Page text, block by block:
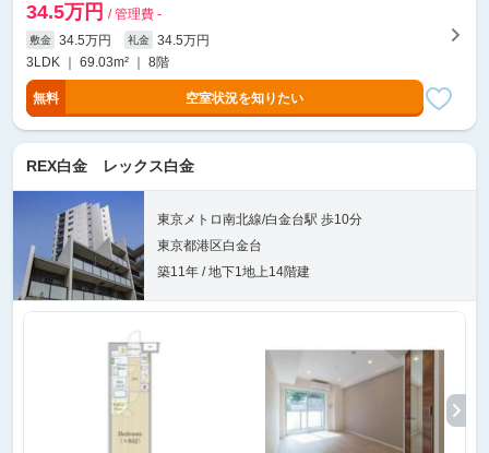
34.5万円 / 管理費 -
敷金 34.5万円 礼金
34.5万円
3LDK ｜ 69.03m² ｜ 8階
無料 空室状況を知りたい
REX白金 レックス白金
東京メトロ南北線/白金台駅 歩10分
東京都港区白金台
築11年 / 地下1地上14階建